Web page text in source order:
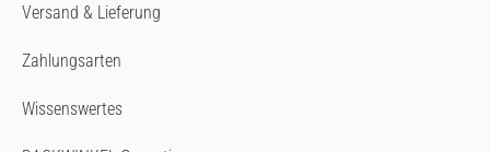
Versand & Lieferung
Zahlungsarten
Wissenswertes